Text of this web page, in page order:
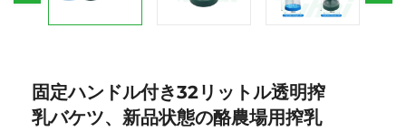
固定ハンドル付き32リットル透明搾
乳バケツ、新品状態の酪農場用搾乳